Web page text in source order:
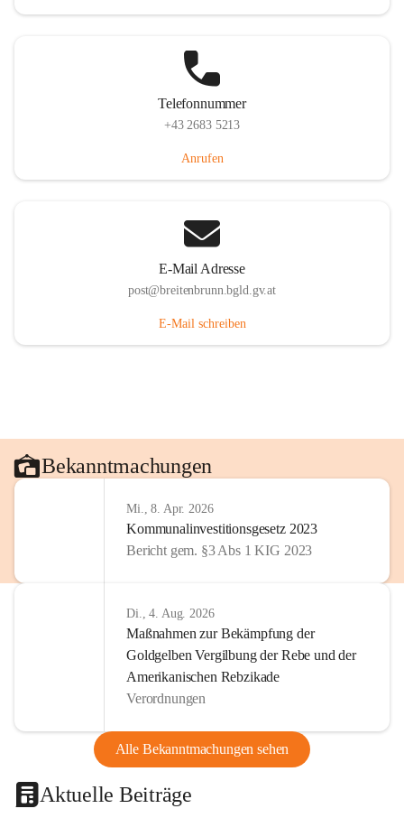
Telefonnummer
+43 2683 5213
Anrufen
E-Mail Adresse
post@breitenbrunn.bgld.gv.at
E-Mail schreiben
Bekanntmachungen
Mi., 8. Apr. 2026
Kommunalinvestitionsgesetz 2023
Bericht gem. §3 Abs 1 KIG 2023
Di., 4. Aug. 2026
Maßnahmen zur Bekämpfung der
Goldgelben Vergilbung der Rebe und der
Amerikanischen Rebzikade
Verordnungen
Alle Bekanntmachungen sehen
Aktuelle Beiträge